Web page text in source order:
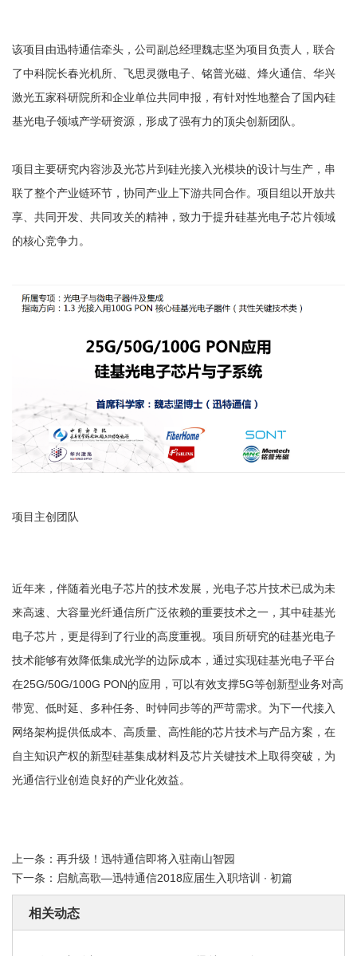
该项目由迅特通信牵头，公司副总经理魏志坚为项目负责人，联合
了中科院长春光机所、飞思灵微电子、铭普光磁、烽火通信、华兴
激光五家科研院所和企业单位共同申报，有针对性地整合了国内硅
基光电子领域产学研资源，形成了强有力的顶尖创新团队。
项目主要研究内容涉及光芯片到硅光接入光模块的设计与生产，串
联了整个产业链环节，协同产业上下游共同合作。项目组以开放共
享、共同开发、共同攻关的精神，致力于提升硅基光电子芯片领域
的核心竞争力。
项目主创团队
近年来，伴随着光电子芯片的技术发展，光电子芯片技术已成为未
来高速、大容量光纤通信所广泛依赖的重要技术之一，其中硅基光
电子芯片，更是得到了行业的高度重视。项目所研究的硅基光电子
技术能够有效降低集成光学的边际成本，通过实现硅基光电子平台
在25G/50G/100G PON的应用，可以有效支撑5G等创新型业务对高
带宽、低时延、多种任务、时钟同步等的严苛需求。为下一代接入
网络架构提供低成本、高质量、高性能的芯片技术与产品方案，在
自主知识产权的新型硅基集成材料及芯片关键技术上取得突破，为
光通信行业创造良好的产业化效益。
上一条： 再升级！迅特通信即将入驻南山智园
下一条： 启航高歌—迅特通信2018应届生入职培训 ∙ 初篇
相关动态